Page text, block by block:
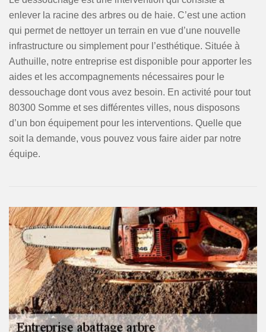
enlever la racine des arbres ou de haie. C’est une action
qui permet de nettoyer un terrain en vue d’une nouvelle
infrastructure ou simplement pour l’esthétique. Située à
Authuille, notre entreprise est disponible pour apporter les
aides et les accompagnements nécessaires pour le
dessouchage dont vous avez besoin. En activité pour tout
80300 Somme et ses différentes villes, nous disposons
d’un bon équipement pour les interventions. Quelle que
soit la demande, vous pouvez vous faire aider par notre
équipe.